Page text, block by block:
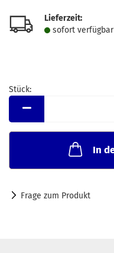
Lieferzeit:
sofort verfügbar
Stück:
Stück
In
Frage zum Produkt